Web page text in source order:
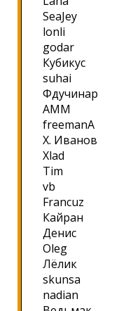
SeaJey
lonli
godar
Кубикус
suhai
Фдучинар
AMM
freemanA
Х. Иванов
Xlad
Tim
vb
Francuz
Кайран
Денис
Oleg
Лёлик
skunsa
nadian